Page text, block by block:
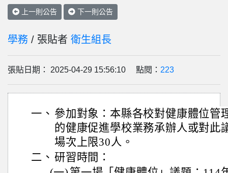
上一則公告 下一則公告
學務 / 張貼者 衛生組長
張貼日期： 2025-04-29 15:56:10 點閱： 223
一、 參加對象：本縣各校對健康體位管
的健康促進學校業務承辦人或對此
場次上限30人。
二、 研習時間：